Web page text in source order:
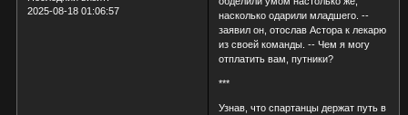
2025-08-18 01:06:57
насколько одарили младшего. --
заявил он, отослав Астора к лекарю
из своей команды. -- Чем я могу
отплатить вам, путники?
***
Узнав, что спартанцы держат путь в